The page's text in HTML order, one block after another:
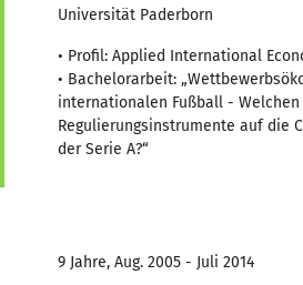
Universität Paderborn
• Profil: Applied International
• Bachelorarbeit:
internationalen Fußball - Welchen
Regulierungsinstrumente auf die
der Serie A?“
9 Jahre, Aug. 2005 - Juli 2014